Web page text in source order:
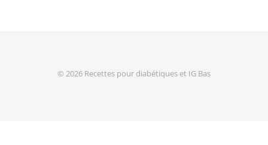
© 2026 Recettes pour diabétiques et IG Bas